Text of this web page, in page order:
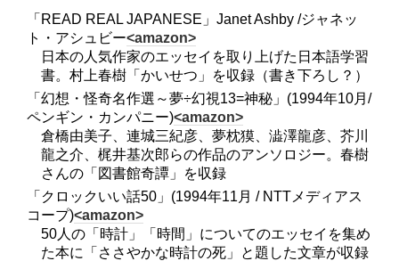
「READ REAL JAPANESE」Janet Ashby /ジャネッ
ト・アシュビー<amazon>
日本の人気作家のエッセイを取り上げた日本語学習
書。村上春樹「かいせつ」を収録（書き下ろし？）
「幻想・怪奇名作選～夢÷幻視13=神秘」(1994年10月/
ペンギン・カンパニー)<amazon>
倉橋由美子、連城三紀彦、夢枕獏、澁澤龍彦、芥川
龍之介、梶井基次郎らの作品のアンソロジー。春樹
さんの「図書館奇譚」を収録
「クロックいい話50」(1994年11月 / NTTメディアス
コープ)<amazon>
50人の「時計」「時間」についてのエッセイを集め
た本に「ささやかな時計の死」と題した文章が収録